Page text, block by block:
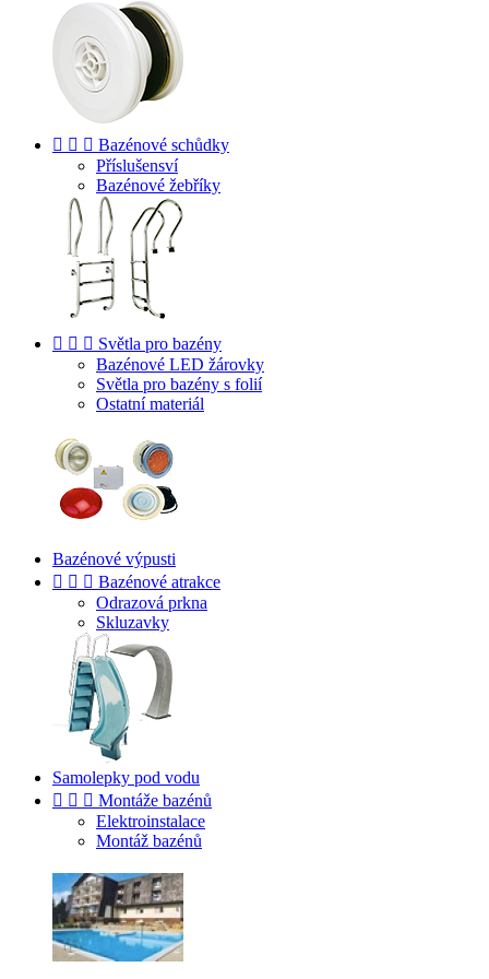
   Bazénové schůdky
Příslušensví
Bazénové žebříky
   Světla pro bazény
Bazénové LED žárovky
Světla pro bazény s folií
Ostatní materiál
Bazénové výpusti
   Bazénové atrakce
Odrazová prkna
Skluzavky
Samolepky pod vodu
   Montáže bazénů
Elektroinstalace
Montáž bazénů